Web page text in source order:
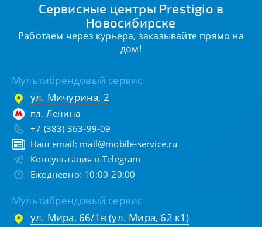
Сервисные центры Prestigio в
Новосибирске
Работаем через курьера, заказывайте прямо на
дом!
Мультибрендовый сервис
ул. Мичурина, 2
пл. Ленина
+7 (383) 363-99-09
Наш email: mail@mobile-service.ru
Консультация в Telegram
Ежедневно: 10:00-20:00
Мультибрендовый сервис
ул. Мира, 66/1в (ул. Мира, 62 к1)